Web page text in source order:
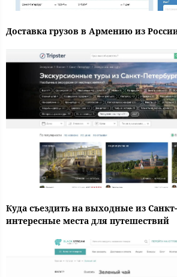
Доставка грузов в Армению из
Куда съездить на выходные из
интересные места для путешествий